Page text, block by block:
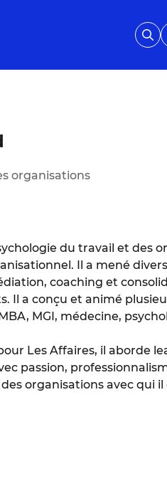
organisations
du travail et des
Il a mené
coaching et
Il a conçu et animé
MGI, médecine,
Les Affaires, il aborde
passion,
organisations avec qui il